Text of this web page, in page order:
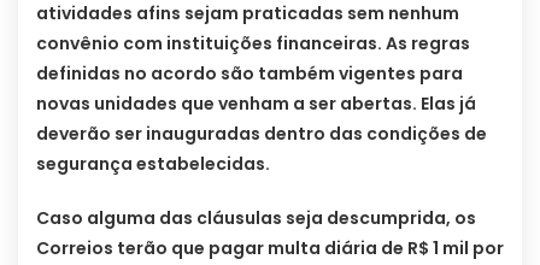
atividades afins sejam praticadas sem nenhum
convênio com instituições financeiras. As regras
definidas no acordo são também vigentes para
novas unidades que venham a ser abertas. Elas já
deverão ser inauguradas dentro das condições de
segurança estabelecidas.
Caso alguma das cláusulas seja descumprida, os
Correios terão que pagar multa diária de R$ 1 mil por